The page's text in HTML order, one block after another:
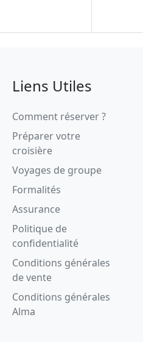
Liens Utiles
Comment réserver ?
Préparer votre
croisière
Voyages de groupe
Formalités
Assurance
Politique de
confidentialité
Conditions générales
de vente
Conditions générales
Alma